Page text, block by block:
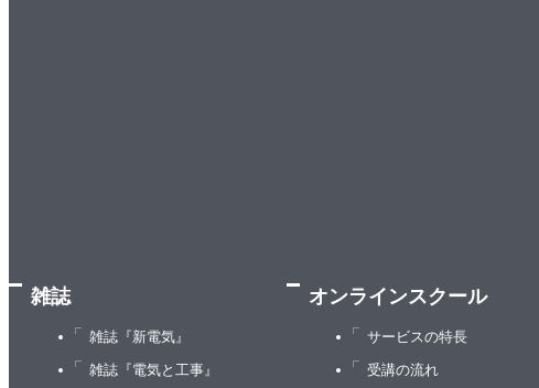
雑誌
雑誌『新電気』
雑誌『電気と工事』
オンラインスクール
サービスの特長
受講の流れ